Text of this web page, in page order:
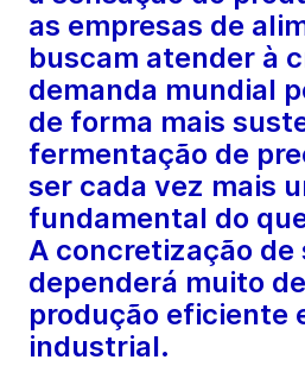
as empresas de
buscam atender à
demanda mundial
de forma mais
fermentação de
ser cada vez mais
fundamental do
A concretização de
dependerá muito
produção eficiente
industrial.